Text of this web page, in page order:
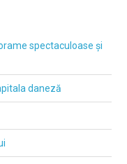
spectaculoase și
daneză